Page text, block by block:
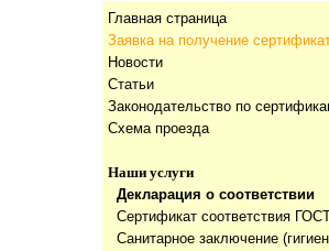
Главная страница
Заявка на получение
Новости
Статьи
Законодательство по
Схема проезда
Наши услуги
Декларация о соответствии
Сертификат соответствия
Санитарное заключение